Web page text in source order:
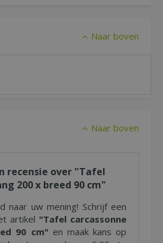
Naar boven
Naar boven
recensie over "Tafel
200 x breed 90 cm"
naar uw mening! Schrijf een
artikel "Tafel carcassonne
90 cm" en maak kans op